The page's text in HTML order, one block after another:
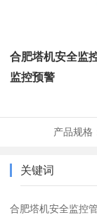
合肥塔机安全监
监控预警
产品规格
关键词
合肥塔机安全监控